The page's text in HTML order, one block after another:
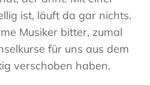
ist, läuft da gar nichts.
Musiker bitter, zumal
für uns aus dem
verschoben haben.